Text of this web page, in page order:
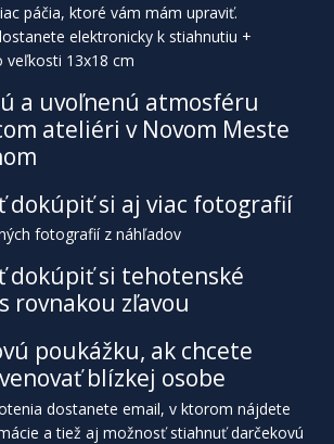
páčia, ktoré vám mám upraviť.
elektronicky k stiahnutiu +
veľkosti 13x18 cm
a uvoľnenú atmosféru
ateliéri v Novom Meste
dokúpiť si aj viac fotografií
fotografií z náhľadov
dokúpiť si tehotenské
rovnakou zľavou
poukážku, ak chcete
blízkej osobe
dostanete email, v ktorom nájdete
a tiež aj možnosť stiahnuť darčekovú